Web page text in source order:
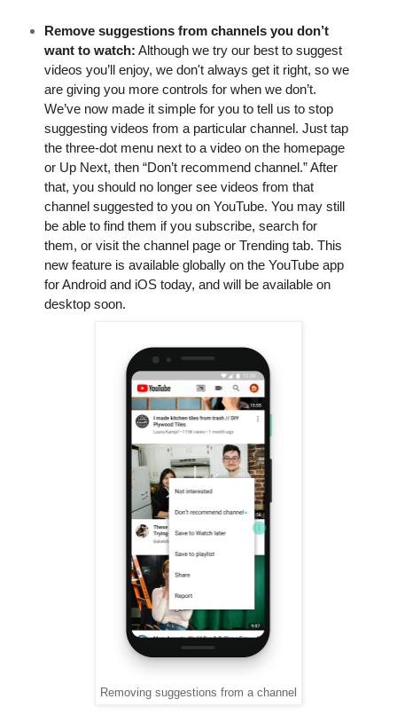
Remove suggestions from channels you don’t
want to watch: Although we try our best to suggest
videos you’ll enjoy, we don't always get it right, so we
are giving you more controls for when we don’t.
We’ve now made it simple for you to tell us to stop
suggesting videos from a particular channel. Just tap
the three-dot menu next to a video on the homepage
or Up Next, then “Don’t recommend channel.” After
that, you should no longer see videos from that
channel suggested to you on YouTube. You may still
be able to find them if you subscribe, search for
them, or visit the channel page or Trending tab. This
new feature is available globally on the YouTube app
for Android and iOS today, and will be available on
desktop soon.
Removing suggestions from a channel